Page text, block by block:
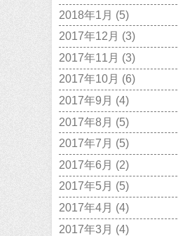
2018年1月 (5)
2017年12月 (3)
2017年11月 (3)
2017年10月 (6)
2017年9月 (4)
2017年8月 (5)
2017年7月 (5)
2017年6月 (2)
2017年5月 (5)
2017年4月 (4)
2017年3月 (4)